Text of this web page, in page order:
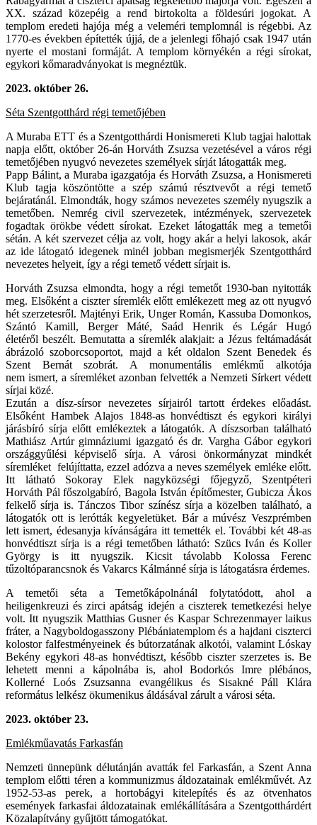
XX. század közepéig a rend birtokolta a földesúri jogokat. A
templom eredeti hajója még a veleméri templomnál is régebbi. Az
1770-es években építették újjá, de a jelenlegi főhajó csak 1947 után
nyerte el mostani formáját. A templom környékén a régi sírokat,
egykori kőmaradványokat is megnéztük.
2023. október 26.
Séta Szentgotthárd régi temetőjében
A Muraba ETT és a Szentgotthárdi Honismereti Klub tagjai halottak
napja előtt, október 26-án Horváth Zsuzsa vezetésével a város régi
temetőjében nyugvó nevezetes személyek sírját látogatták meg.
Papp Bálint, a Muraba igazgatója és Horváth Zsuzsa, a Honismereti
Klub tagja köszöntötte a szép számú résztvevőt a régi temető
bejáratánál. Elmondták, hogy számos nevezetes személy nyugszik a
temetőben. Nemrég civil szervezetek, intézmények, szervezetek
fogadtak örökbe védett sírokat. Ezeket látogatták meg a temetői
sétán. A két szervezet célja az volt, hogy akár a helyi lakosok, akár
az ide látogató idegenek minél jobban megismerjék Szentgotthárd
nevezetes helyeit, így a régi temető védett sírjait is.
Horváth Zsuzsa elmondta, hogy a régi temetőt 1930-ban nyitották
meg. Elsőként a ciszter síremlék előtt emlékezett meg az ott nyugvó
hét szerzetesről. Majtényi Erik, Unger Román, Kassuba Domonkos,
Szántó Kamill, Berger Máté, Saád Henrik és Légár Hugó
életéről beszélt. Bemutatta a síremlék alakjait: a Jézus feltámadását
ábrázoló szoborcsoportot, majd a két oldalon Szent Benedek és
Szent Bernát szobrát. A monumentális emlékmű alkotója
nem ismert, a síremléket azonban felvették a Nemzeti Sírkert védett
sírjai közé.
Ezután a dísz-sírsor nevezetes sírjairól tartott érdekes előadást.
Elsőként Hambek Alajos 1848-as honvédtiszt és egykori királyi
járásbíró sírja előtt emlékeztek a látogatók. A díszsorban található
Mathiász Artúr gimnáziumi igazgató és dr. Vargha Gábor egykori
országgyűlési képviselő sírja. A városi önkormányzat mindkét
síremléket felújíttatta, ezzel adózva a neves személyek emléke előtt.
Itt látható Sokoray Elek nagyközségi főjegyző, Szentpéteri
Horváth Pál főszolgabíró, Bagola István építőmester, Gubicza Ákos
felkelő sírja is. Tánczos Tibor színész sírja a közelben található, a
látogatók ott is lerótták kegyeletüket. Bár a múvész Veszprémben
lett ismert, édesanyja kívánságára itt temették el. További két 48-as
honvédtiszt sírja is a régi temetőben látható: Szücs Iván és Koller
György is itt nyugszik. Kicsit távolabb Kolossa Ferenc
tűzoltóparancsnok és Vakarcs Kálmánné sírja is látogatásra érdemes.
A temetői séta a Temetőkápolnánál folytatódott, ahol a
heiligenkreuzi és zirci apátság idején a ciszterek temetkezési helye
volt. Itt nyugszik Matthias Gusner és Kaspar Schrezenmayer laikus
fráter, a Nagyboldogasszony Plébániatemplom és a hajdani ciszterci
kolostor falfestményeinek és bútorzatának alkotói, valamint Lóskay
Bekény egykori 48-as honvédtiszt, később ciszter szerzetes is. Be
lehetett menni a kápolnába is, ahol Bodorkós Imre plébános,
Kollerné Loós Zsuzsanna evangélikus és Sisakné Páll Klára
református lelkész ökumenikus áldásával zárult a városi séta.
2023. október 23.
Emlékműavatás Farkasfán
Nemzeti ünnepünk délutánján avatták fel Farkasfán, a Szent Anna
templom előtti téren a kommunizmus áldozatainak emlékművét. Az
1952-53-as perek, a hortobágyi kitelepítés és az ötvenhatos
események farkasfai áldozatainak emlékállítására a Szentgotthárdért
Közalapítvány gyűjtött támogatókat.